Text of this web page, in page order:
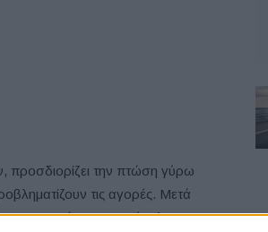
προσδιορίζει την πτώση γύρω
τις αγορές. Μετά
αυτοκινήτων στο σύνολο της